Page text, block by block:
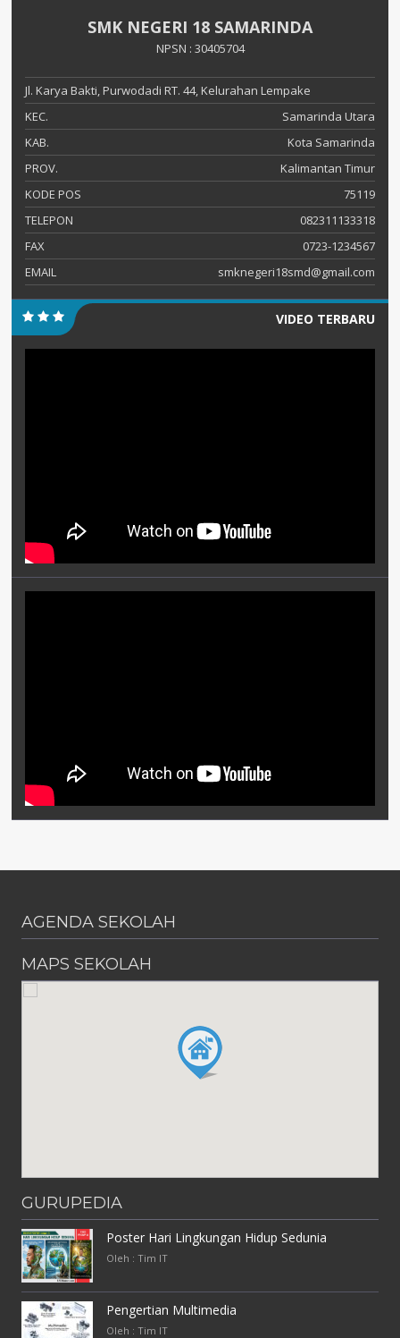
SMK NEGERI 18 SAMARINDA
NPSN : 30405704
Jl. Karya Bakti, Purwodadi RT. 44, Kelurahan Lempake
KEC.
Samarinda Utara
KAB.
Kota Samarinda
PROV.
Kalimantan Timur
KODE POS
75119
TELEPON
082311133318
FAX
0723-1234567
EMAIL
smknegeri18smd@gmail.com
VIDEO TERBARU
AGENDA SEKOLAH
MAPS SEKOLAH
GURUPEDIA
Poster Hari Lingkungan Hidup Sedunia
Oleh : Tim IT
Pengertian Multimedia
Oleh : Tim IT